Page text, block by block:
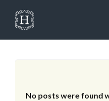
LOS ARCHIVOS
No posts were found